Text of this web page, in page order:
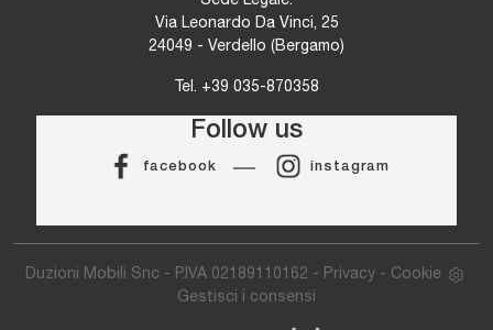
Via Leonardo Da Vinci, 25
24049 - Verdello (Bergamo)
Tel. +39 035-870358
Follow us
facebook instagram
Duzioni Mobili Snc - P.IVA 02189110162 - Privacy- Cookie
Gestisci i consensi